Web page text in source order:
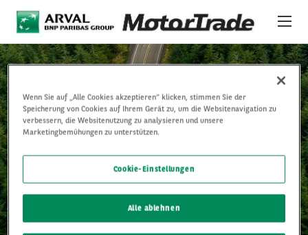
Direkt zum Inhalt
OUR NEWSROOM
ONLINE-AUKTIONSPLATTFORM
FAHRZEUGE
ÜBER UNS
INTERNATIONALE ANGEBOTE
Wenn Sie auf „Alle Cookies akzeptieren“ klicken, stimmen Sie der
Speicherung von Cookies auf Ihrem Gerät zu, um die Websitenavigation zu
verbessern, die Websitenutzung zu analysieren und unsere
Marketingbemühungen zu unterstützen.
Cookie-Einstellungen
Alle ablehnen